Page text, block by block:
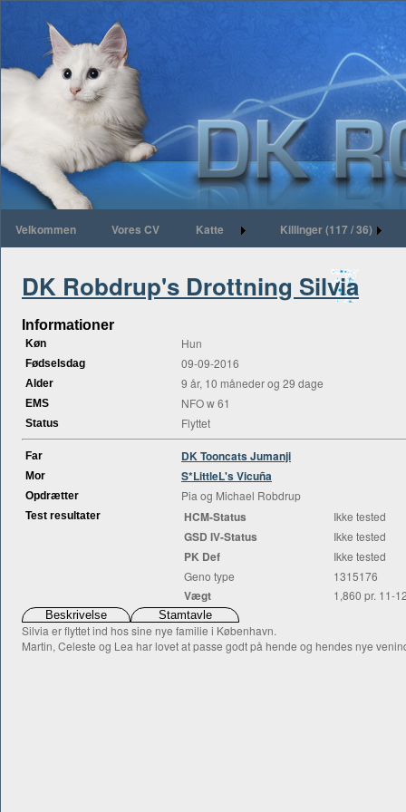
Velkommen Vores CV Katte Killinger (117 / 36)
DK Robdrup's Drottning Silvia
Informationer
Køn Hun
Fødselsdag 09-09-2016
Alder 9 år, 10 måneder og 29 dage
EMS NFO w 61
Status Flyttet
Far DK Tooncats Jumanji
Mor S*LittleL's Vicuña
Opdrætter Pia og Michael Robdrup
Test resultater HCM-Status Ikke tested
GSD IV-Status Ikke tested
PK Def
Ikke tested
Geno type
1315176
Vægt 1,860 pr. 11-
Silvia er flyttet ind hos sine nye familie i København.
Martin, Celeste og Lea har lovet at passe godt på hende og hendes nye